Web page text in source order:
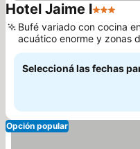
Hotel Jaime I3 Estrellas
Bufé variado con cocina
acuático enorme y zonas
Seleccioná las fechas
Opción popular